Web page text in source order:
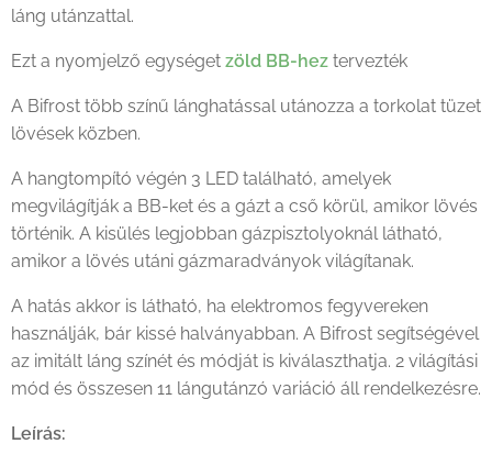
PAT0700-B-001 AceTech Bifrost Tracer Unit
láng utánzattal.
Ezt a nyomjelző egységet zöld BB-hez tervezték
A Bifrost több színű lánghatással utánozza a torkolat tüzet
lövések közben.
A hangtompító végén 3 LED található, amelyek
megvilágítják a BB-ket és a gázt a cső körül, amikor lövés
történik. A kisülés legjobban gázpisztolyoknál látható,
amikor a lövés utáni gázmaradványok világítanak.
A hatás akkor is látható, ha elektromos fegyvereken
használják, bár kissé halványabban. A Bifrost segítségével
az imitált láng színét és módját is kiválaszthatja. 2 világítási
mód és összesen 11 lángutánzó variáció áll rendelkezésre.
Leírás: